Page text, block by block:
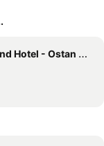
- Ostan Ghob A'Choire